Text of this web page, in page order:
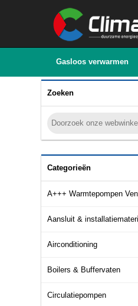
Gasloos verwarmen
Zoeken
Categorieën
A+++ Warmtepompen
Aansluit &
Airconditioning
Boilers & Buffervaten
Circulatiepompen